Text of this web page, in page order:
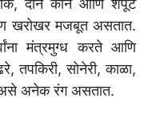
दोन कान आणि शेपूट
खरोखर मजबूत असतात.
मंत्रमुग्ध करते आणि
तपकिरी, सोनेरी, काळा,
असे अनेक रंग असतात.